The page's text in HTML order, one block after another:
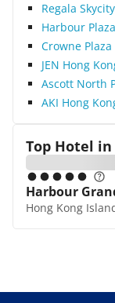
Regala
Harbour
Crowne
JEN Hong
Ascott North
AKI Hong
Top Hotel in
Harbour
Hong Kong